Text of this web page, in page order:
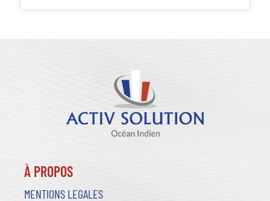
À PROPOS
MENTIONS LEGALES